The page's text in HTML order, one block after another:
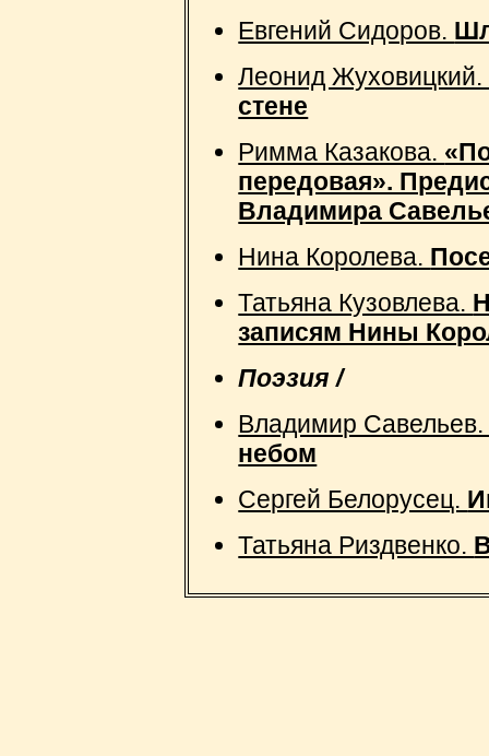
Евгений Сидоров.
Леонид Жуховицкий.
стене
Римма Казакова.
передовая».
Владимира
Нина Королева.
Татьяна Кузовлева.
записям Нины
Поэзия /
Владимир
небом
Сергей Белорусец.
Татьяна Риздвенко.